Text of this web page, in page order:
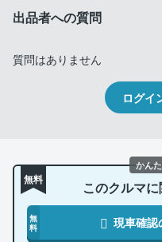
出品者への質問
質問はありません
ログイ
無料 このクルマ
無
料
現車確認
かん